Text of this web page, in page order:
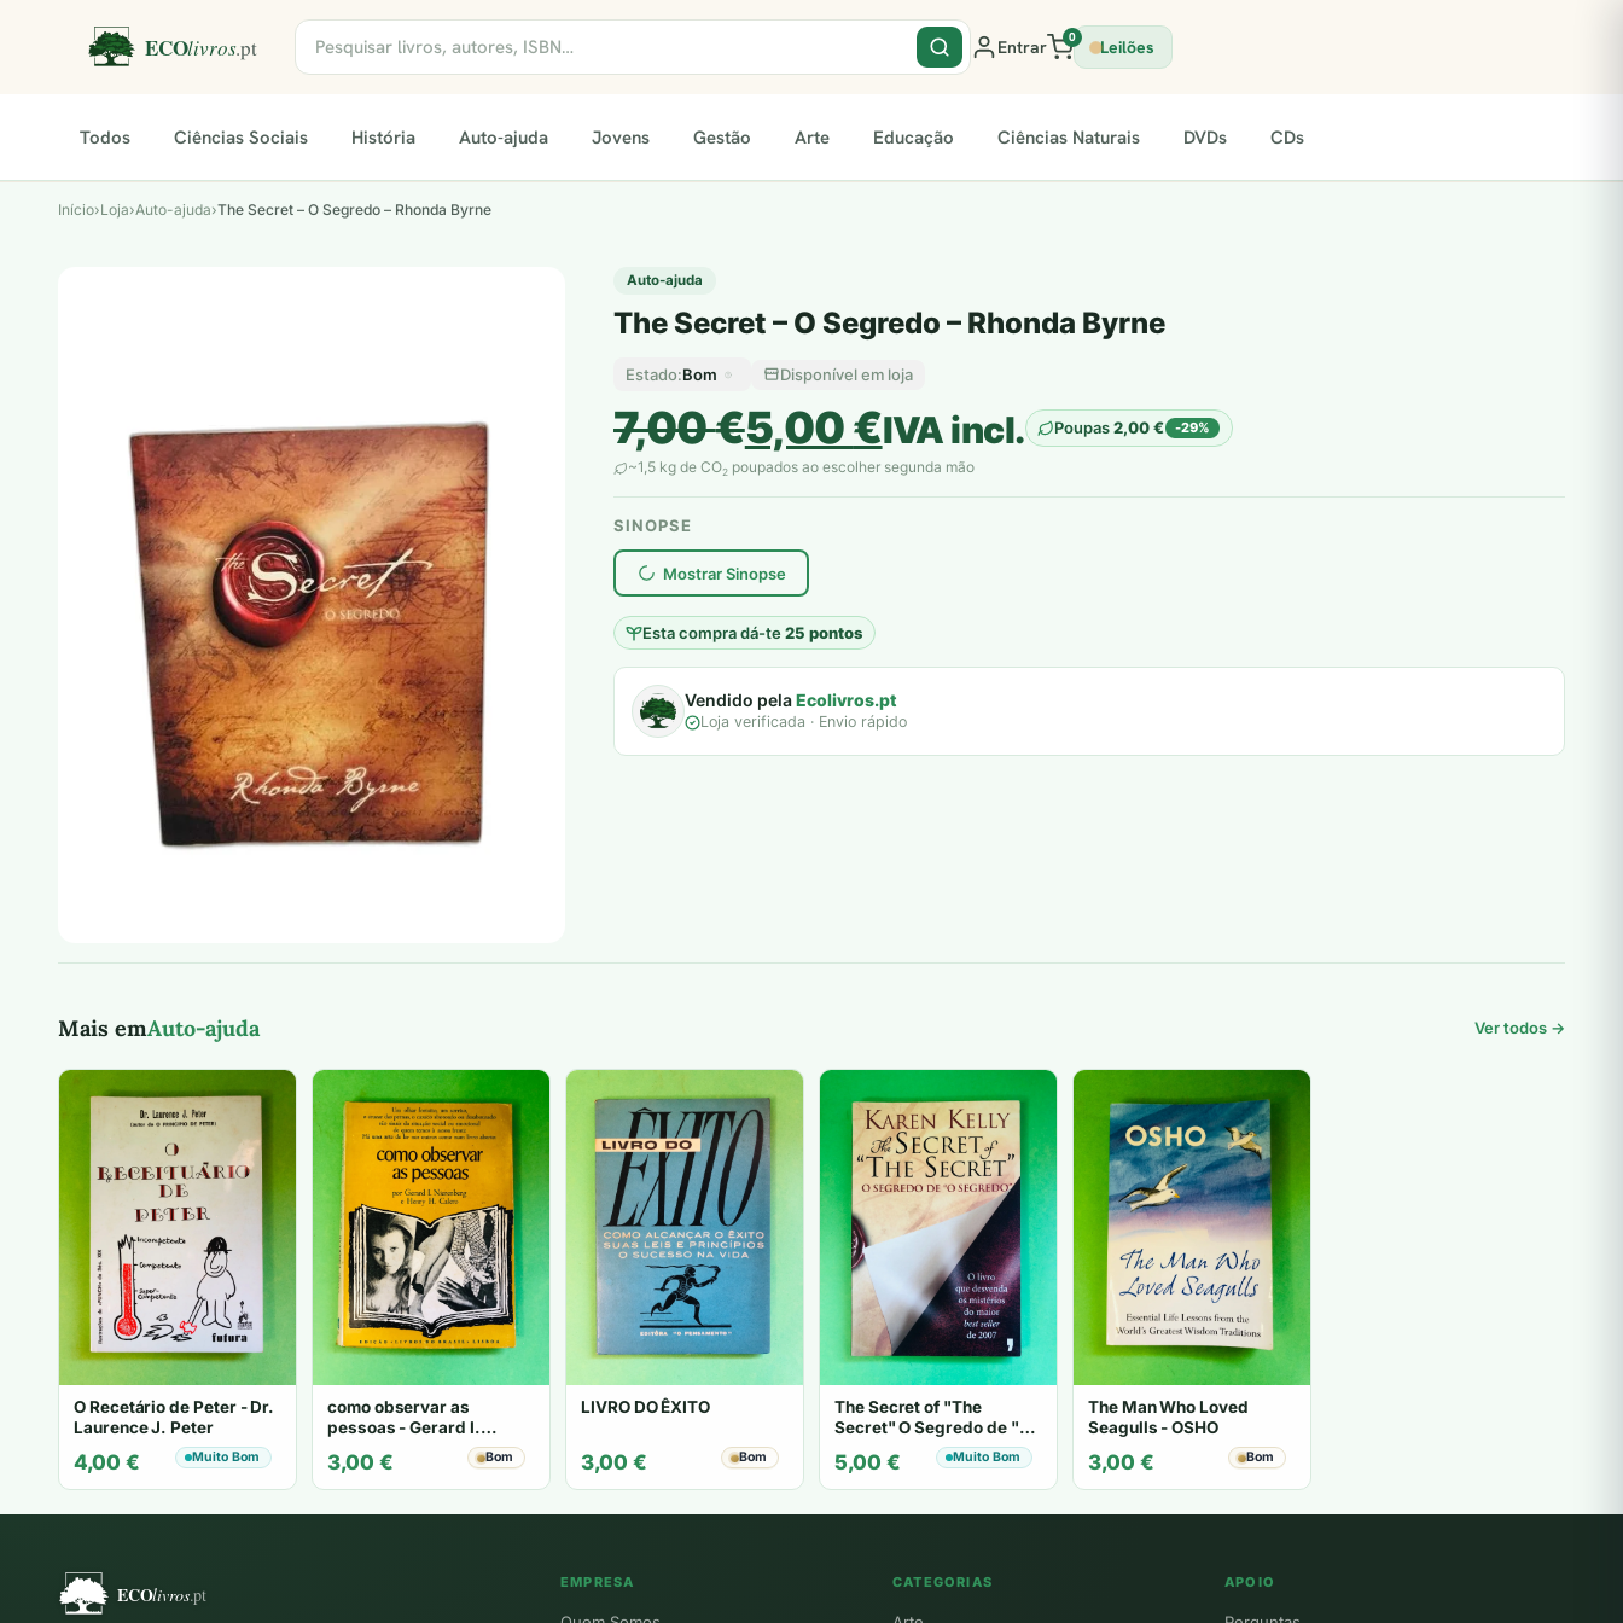
Entrar 0 Leilões
Todos Ciências Sociais História Auto-ajuda Jovens Gestão Arte Educação Ciências Naturais DVDs CDs
Início›Loja›Auto-ajuda›The Secret – O Segredo – Rhonda Byrne
Auto-ajuda
The Secret – O Segredo – Rhonda Byrne
Estado:Bom Disponível em loja
7,00€
O
preço
original
era:
7,00 €.
5,00€
O
preço
atual
é:
5,00 €.
IVA incl. Poupas2,00€ -29%
~1,5 kg de CO2 poupados ao escolher segunda mão
SINOPSE
Mostrar Sinopse
Esta compra dá-te25 pontos
plantar árvores reais
Vendido pelaEcolivros.pt
Loja verificada · Envio rápido
Mais emAuto-ajuda Ver todos →
O Recetário de Peter - Dr.
Laurence J. Peter
4,00 € Muito Bom
como observar as
pessoas - Gerard I.
Nierenberg e Henry H.
Calero
3,00 € Bom
LIVRO DO ÊXITO
3,00 € Bom
The Secret of "The
Secret" O Segredo de "O
Segredo" - Karen Kelly
5,00 € Muito Bom
The Man Who Loved
Seagulls - OSHO
3,00 € Bom
EMPRESA CATEGORIAS APOIO